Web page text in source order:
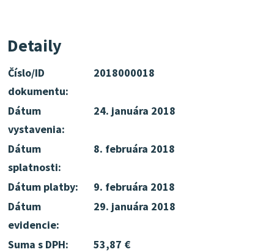
Detaily
Číslo/ID
dokumentu:
2018000018
Dátum
vystavenia:
24. januára 2018
Dátum
splatnosti:
8. februára 2018
Dátum platby:
9. februára 2018
Dátum
evidencie:
29. januára 2018
Suma s DPH:
53,87 €